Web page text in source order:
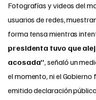
Fotografías y videos del
usuarios de redes,
forma tensa mientras
presidenta tuvo que
acosada”, señaló un
el momento, ni el
emitido declaración